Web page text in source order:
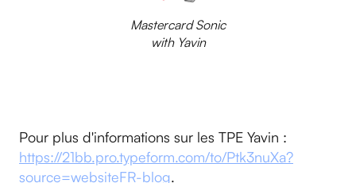
Mastercard Sonic
with Yavin
Pour plus d'informations sur les TPE Yavin :
https://21bb.pro.typeform.com/to/Ptk3nuXa?
source=websiteFR-blog.